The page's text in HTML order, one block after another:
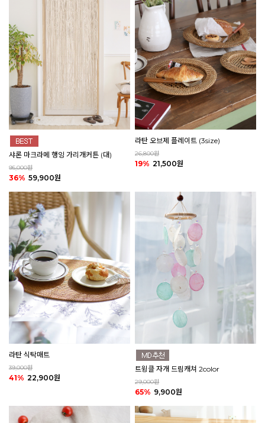
샤론 마크라메 행잉 가리개커튼 (대)
95,000원
36% 59,900원
라탄 오브제 플레이트 (3size)
26,800원
19% 21,500원
라탄 식탁매트
39,000원
41% 22,900원
트윙클 자개 드림캐쳐 2color
29,000원
65% 9,900원